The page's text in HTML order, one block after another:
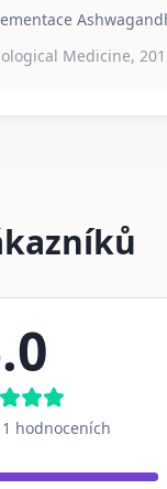
Medicine,
1 hodnoceních